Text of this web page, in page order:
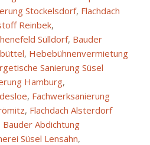
Stockelsdorf, Flachdach
Reinbek,
Sülldorf, Bauder
, Hebebühnenvermietung
Sanierung Süsel
Hamburg,
, Fachwerksanierung
, Flachdach Alsterdorf
Bauder Abdichtung
Süsel Lensahn,